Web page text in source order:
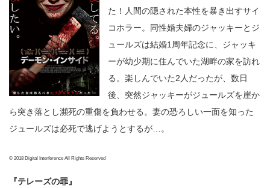
た！人間の隠された本性を暴き出すサイ
コホラー。同性婚夫婦のジャッキーとジ
ュールズは結婚1周年記念に、ジャッキ
ーが幼少期に住んでいた湖畔の家を訪れ
る。楽しんでいた2人だったが、数日
後、突然ジャッキーがジュールズを崖か
ら突き落とし瀕死の重傷を負わせる。妻の恐ろしい一面を知った
ジュールズは必死で逃げようとするが…。
© 2018 Digital Interference All Rights Reserved
『テレーズの罪』